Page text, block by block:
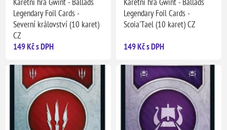
Karetní hra Gwint - Ballads
Legendary Foil Cards -
Severní království (10 karet)
CZ
149 Kč s DPH
Karetní hra Gwint - Ballads
Legendary Foil Cards -
Scoia'Tael (10 karet) CZ
149 Kč s DPH